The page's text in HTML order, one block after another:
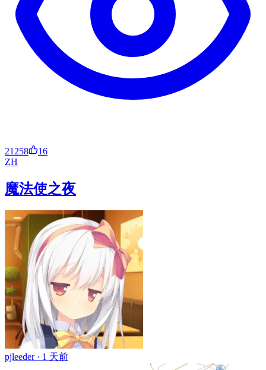
21258
16
ZH
魔法使之夜
pjleeder · 1 天前